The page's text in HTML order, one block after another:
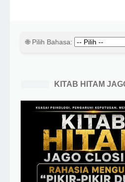
🌐 Pilih Bahasa:
KITAB HITAM